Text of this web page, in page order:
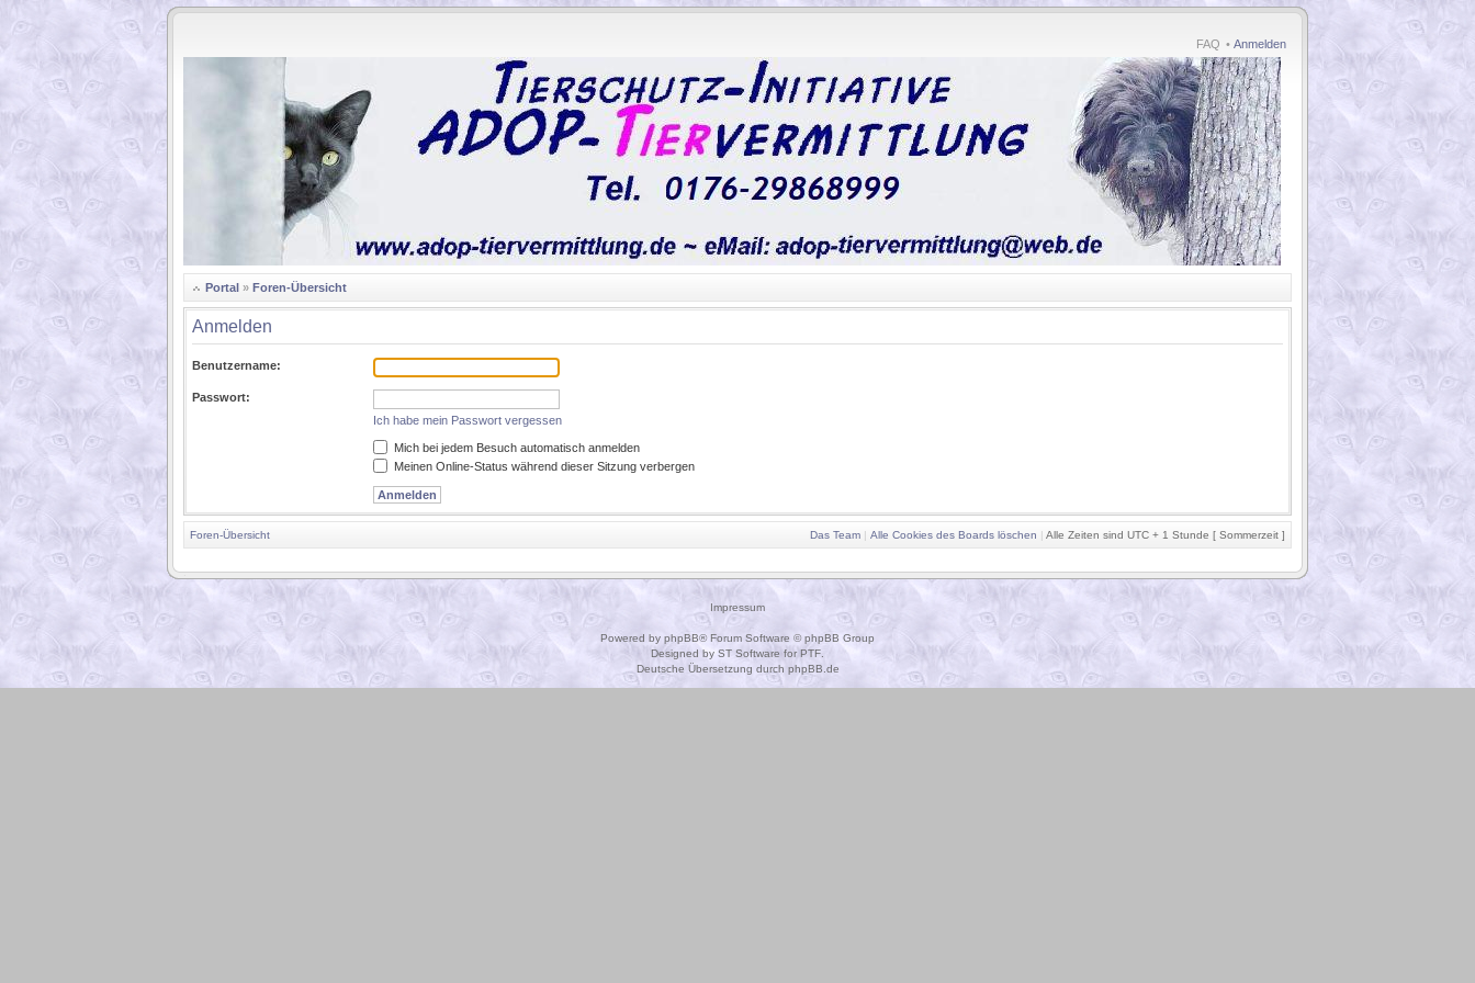
.
FAQ • Anmelden
Portal » Foren-Übersicht
Anmelden
Benutzername:
Passwort:
Ich habe mein Passwort vergessen
Mich bei jedem Besuch automatisch anmelden
Meinen Online-Status während dieser Sitzung verbergen
Foren-Übersicht Das Team | Alle Cookies des Boards löschen | Alle Zeiten sind UTC + 1 Stunde [ Sommerzeit ]
.
Impressum
Powered by phpBB® Forum Software © phpBB Group
Designed by ST Software for PTF
Deutsche Übersetzung durch phpBB.de